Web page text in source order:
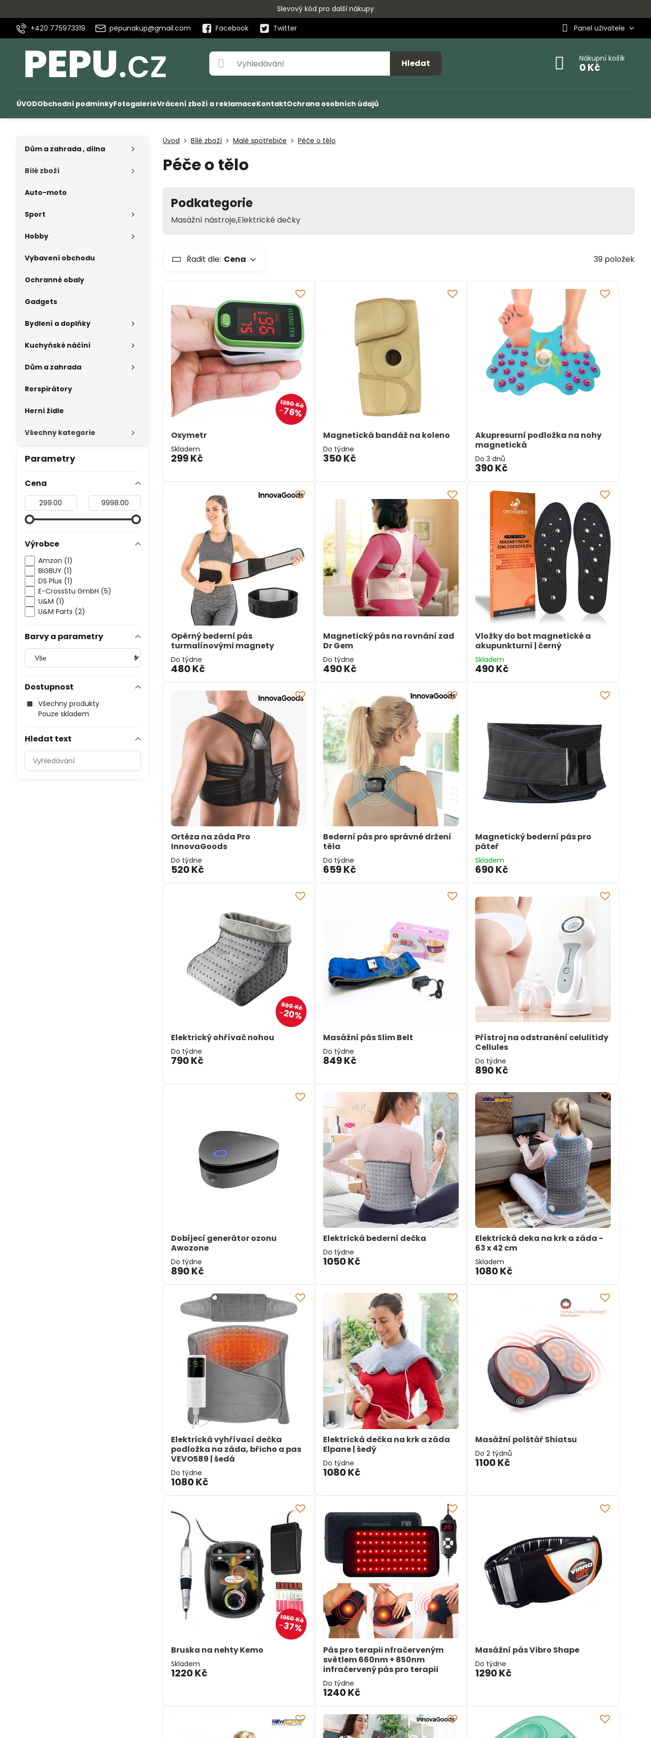
Slevový kód pro další nákupy
+420 775973319
pepunakup@gmail.com Facebook Twitter Panel uživatele
Hledat Nákupní košík
0 Kč
ÚVODObchodní podmínkyFotogalerieVrácení zboží a reklamaceKontaktOchrana osobních údajů
Úvod Bílé zboží Malé spotřebiče Péče o tělo
Péče o tělo
Podkategorie
Masážní nástrojeElektrické dečky
Řadit dle: Cena 39 položek
1290 Kč
76%
Oxymetr
Skladem
299 Kč
Magnetická bandáž na koleno
Do týdne
350 Kč
Akupresurní podložka na nohy
magnetická
Do 3 dnů
390 Kč
Opěrný bederní pás
turmalínovými magnety
Do týdne
480 Kč
Magnetický pás na rovnání zad
Dr Gem
Do týdne
490 Kč
Vložky do bot magnetické a
akupunkturní | černý
Skladem
490 Kč
Ortéza na záda Pro
InnovaGoods
Do týdne
520 Kč
Bederní pás pro správné držení
těla
Do týdne
659 Kč
Magnetický bederní pás pro
páteř
Skladem
690 Kč
990 Kč
20%
Elektrický ohřívač nohou
Do týdne
790 Kč
Masážní pás Slim Belt
Do týdne
849 Kč
Přístroj na odstranění celulitidy
Cellules
Do týdne
890 Kč
Dobíjecí generátor ozonu
Awozone
Do týdne
890 Kč
Elektrická bederní dečka
Do týdne
1050 Kč
Elektrická deka na krk a záda -
63 x 42 cm
Skladem
1080 Kč
Elektrická vyhřívací dečka
podložka na záda, břicho a pas
VEVO589 | šedá
Do týdne
1080 Kč
Elektrická dečka na krk a záda
Elpane | šedý
Do týdne
1080 Kč
Masážní polštář Shiatsu
Do 2 týdnů
1100 Kč
1950 Kč
37%
Bruska na nehty Kemo
Skladem
1220 Kč
Pás pro terapii nfračerveným
světlem 660nm + 850nm
infračervený pás pro terapii
Do týdne
1240 Kč
Masážní pás Vibro Shape
Do týdne
1290 Kč
Parametry
Cena
Od:
Do:
Výrobce
Amzon (1)
BIGBUY (1)
DS Plus (1)
E-CrossStu GmbH​ (5)
U&M (1)
U&M Parts (2)
Barvy a parametry
Dostupnost
Všechny produkty
Pouze skladem
Hledat text
Prohledat
výsledky
Dům a zahrada , dílna
Bílé zboží
Auto-moto
Sport
Hobby
Vybavení obchodu
Ochranné obaly
Gadgets
Bydlení a doplňky
Kuchyňské náčíní
Dům a zahrada
Rerspirátory
Herní židle
Všechny kategorie